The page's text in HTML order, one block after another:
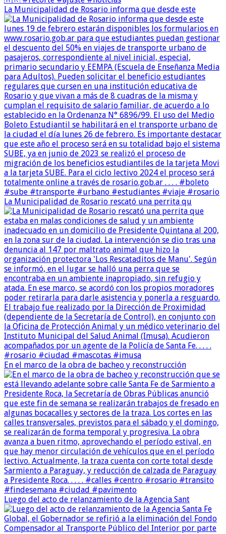
La Municipalidad de Rosario informa que desde este
La Municipalidad de Rosario rescató una perrita qu
En el marco de la obra de bacheo y reconstrucción
Luego del acto de relanzamiento de la Agencia Sant